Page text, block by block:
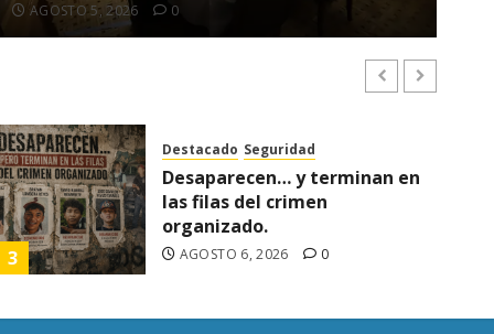
AGOSTO 7, 2026 0
AGOSTO 5, 2026 0
3
Destacado Seguridad
Desaparecen… y terminan en
las filas del crimen
organizado.
AGOSTO 6, 2026 0
Destacado Noticias Salud
Diabetes provoca más muertes
en Michoacán que el promedio